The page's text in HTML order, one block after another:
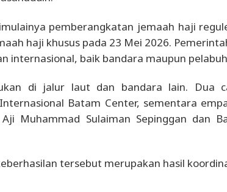
pemberangkatan jemaah haji
haji khusus pada 23 Mei 2026.
internasional, baik bandara maupun
di jalur laut dan bandara lain. Dua
Batam Center, sementara
Muhammad Sulaiman Sepinggan dan
tersebut merupakan hasil